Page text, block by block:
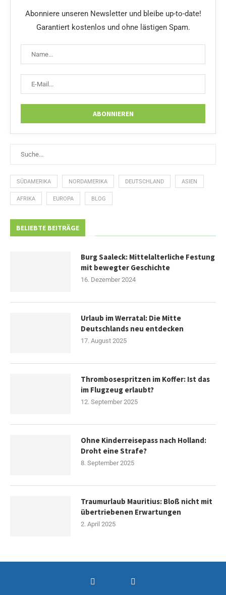
Abonniere unseren Newsletter und bleibe up-to-date!
Garantiert kostenlos und ohne lästigen Spam.
SÜDAMERIKA NORDAMERIKA DEUTSCHLAND ASIEN
AFRIKA EUROPA BLOG
BELIEBTE BEITRÄGE
Burg Saaleck: Mittelalterliche Festung
mit bewegter Geschichte
16. Dezember 2024
Urlaub im Werratal: Die Mitte
Deutschlands neu entdecken
17. August 2025
Thrombosespritzen im Koffer: Ist das
im Flugzeug erlaubt?
12. September 2025
Ohne Kinderreisepass nach Holland:
Droht eine Strafe?
8. September 2025
Traumurlaub Mauritius: Bloß nicht mit
übertriebenen Erwartungen
2. April 2025